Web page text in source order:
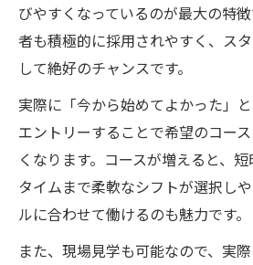
びやすくなっているのが最大の特
者も積極的に採用されやすく、ス
して絶好のチャンスです。
実際に「今から始めてよかった」
エントリーすることで希望のコー
くなります。コースが増えると、
タイムまで柔軟なシフトが選択し
ルに合わせて働けるのも魅力です。
また、現場見学も可能なので、実